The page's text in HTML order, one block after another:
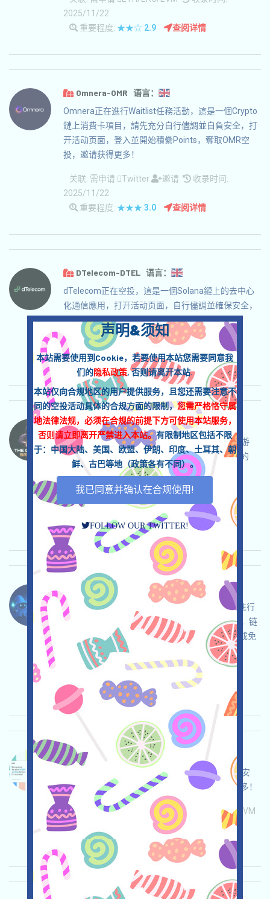
2025/11/22
重要程度: ★★☆ 2.9 查阅详情
Omnera-OMR 语言：
Omnera正在進行Waitlist任務活動，這是一個Crypto
鏈上消費卡項目，請先充分自行儘調並自負安全，打
开活动页面，登入並開始積纍Points，奪取OMR空
投，邀请获得更多！
关联: 需申请 Twitter 邀请
收录时间:
2025/11/22
重要程度: ★★★ 3.0 查阅详情
DTelecom-DTEL 语言：
dTelecom正在空投，這是一個Solana鏈上的去中心
化通信應用，打开活动页面，自行儘調並確保安全，
參與並奪取空投！
关联:需申请
收录时间: 2025/11/22
重要程度:★★★3.0 查阅详情
GameofSatoshi-BTC 语言：
GameofSatoshi正在空投，這是一個BTC主題的游
戲，打开活动页面自行儘調並確保安全，獲取您的
FreeTicket，參與游戲奪取BTC，邀请获得更多！
关联:需申请 Mail 邀请
收录时间:
2025/11/22
重要程度:★★☆2.5 查阅详情
SummonFun-Points 语言：
SummonFun是一個MEME發行平臺，現在正在進行
積分活動，打开活动页面，自行儘調並確保安全，链
接钱包，更新名稱和頭像，獲得歡迎Points，完成免
費活動積纍更多，邀请获得更多！
收录时间: 2025/11/17
重要程度:★★☆2.7 查阅详情
GBM-GBM 语言：
GBM正在空投，打开活动页面，自行儘調並確保安
全，链接钱包，完成各项免費任务，邀请获得更多！
关联: 需申请 Telegram Twitter
ETH/ERC/EVM
邀请
收录时间: 2025/11/17
重要程度:
2.8 查阅详情
声明&须知
本站需要使用到Cookie，若要使用本站您需要同意我
们的隐私政策, 否则请离开本站.
本站仅向合规地区的用户提供服务，且您还需要注意不
同的空投活动具体的合规方面的限制，您需严格恪守属
地法律法规，必须在合规的前提下方可使用本站服务，
否则请立即离开严禁进入本站。有限制地区包括不限
于：中国大陆、美国、欧盟、伊朗、印度、土耳其、朝
鲜、古巴等地（政策各有不同）。
我已同意并确认在合规使用!
FOLLOW OUR TWITTER!